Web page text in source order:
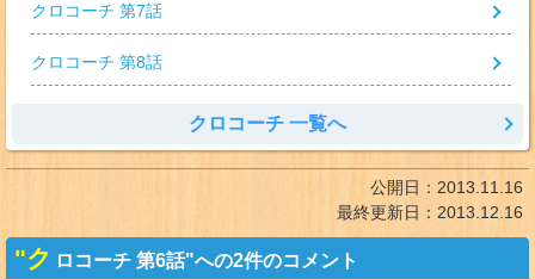
クロコーチ 第7話
クロコーチ 第8話
クロコーチ 一覧へ
公開日： 2013.11.16
最終更新日： 2013.12.16
"ク ロコーチ 第6話"への2件のコメント